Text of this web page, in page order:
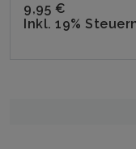
9,95 €
Inkl. 19%